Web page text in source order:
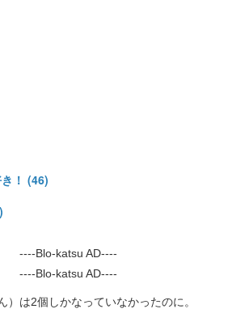
！ (46)
----Blo-katsu AD----
----Blo-katsu AD----
）は2個しかなっていなかったのに。